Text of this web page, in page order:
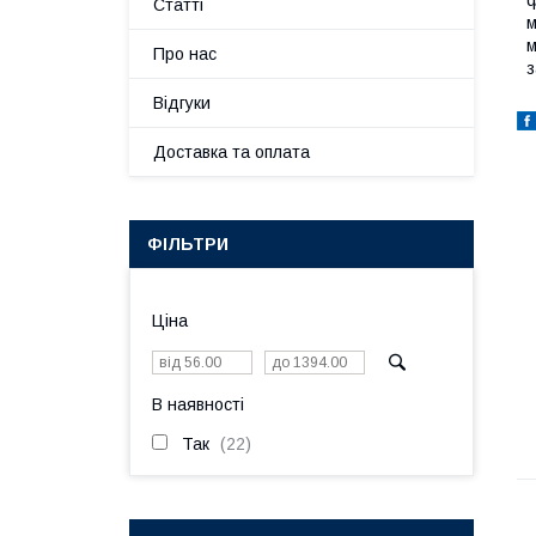
Статті
Про нас
Відгуки
Доставка та оплата
ФІЛЬТРИ
Ціна
В наявності
Так 22